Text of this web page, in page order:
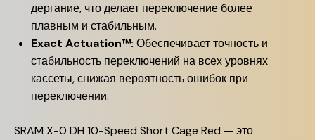
дергание, что делает переключение более
плавным и стабильным.
Exact Actuation™: Обеспечивает точность и
стабильность переключений на всех уровнях
кассеты, снижая вероятность ошибок при
переключении.
SRAM X-0 DH 10-Speed Short Cage Red — это